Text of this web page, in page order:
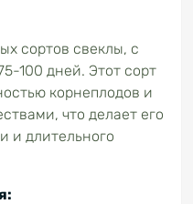
сортов свеклы, с
100 дней. Этот сорт
корнеплодов и
что делает его
и длительного